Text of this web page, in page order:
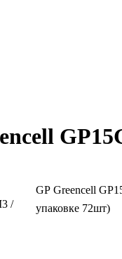
/
GP Greencell
упаковке 72шт)